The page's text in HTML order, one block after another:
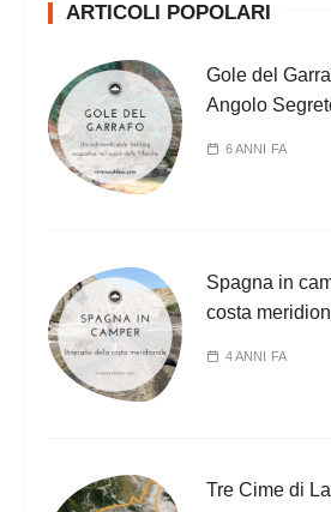
ARTICOLI POPOLARI
Gole del
Angolo
6 ANNI FA
Spagna in
costa
4 ANNI FA
Tre Cime di